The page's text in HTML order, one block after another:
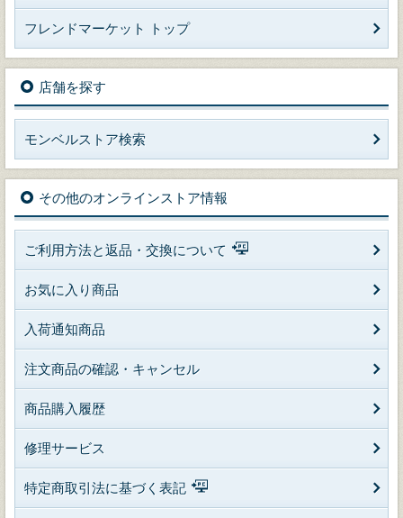
フレンドマーケット トップ
店舗を探す
モンベルストア検索
その他のオンラインストア情報
ご利用方法と返品・交換について
お気に入り商品
入荷通知商品
注文商品の確認・キャンセル
商品購入履歴
修理サービス
特定商取引法に基づく表記